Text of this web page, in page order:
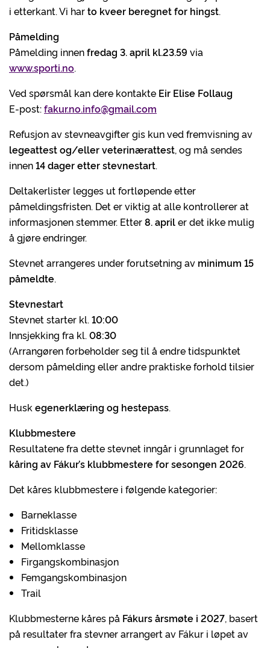
i etterkant. Vi harto kveer beregnet for hingst.
Påmelding
Påmelding innenfredag 3. april kl.23.59 via
www.sporti.no.
Ved spørsmål kan dere kontakte Eir Elise Follaug
E-post:fakur.no.info@gmail.com
Refusjon av stevneavgifter gis kun ved fremvisning av
legeattest og/eller veterinærattest, og må sendes
innen14 dager etter stevnestart.
Deltakerlister legges ut fortløpende etter
påmeldingsfristen. Det er viktig at alle kontrollerer at
informasjonen stemmer. Etter8. apriler det ikke mulig
å gjøre endringer.
Stevnet arrangeres under forutsetning av minimum 15
påmeldte.
Stevnestart
Stevnet starter kl. 10:00
Innsjekking fra kl. 08:30
(Arrangøren forbeholder seg til å endre tidspunktet
dersom påmelding eller andre praktiske forhold tilsier
det.)
Husk egenerklæring og hestepass.
Klubbmestere
Resultatene fra dette stevnet inngår i grunnlaget for
kåring av Fákur’s klubbmestere for sesongen 2026.
Det kåres klubbmestere i følgende kategorier:
Barneklasse
Fritidsklasse
Mellomklasse
Firgangskombinasjon
Femgangskombinasjon
Trail
Klubbmesterne kåres på Fákurs årsmøte i 2027, basert
på resultater fra stevner arrangert av Fákur i løpet av